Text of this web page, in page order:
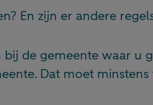
En zijn er andere
de gemeente waar u
Dat moet